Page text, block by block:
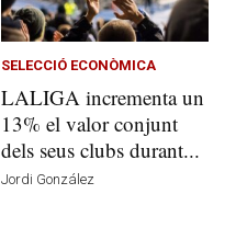
SELECCIÓ ECONÒMICA
LALIGA incrementa un
13% el valor conjunt
dels seus clubs durant...
Jordi González